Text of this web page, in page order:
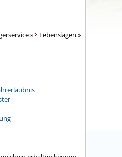
» Lebenslagen »